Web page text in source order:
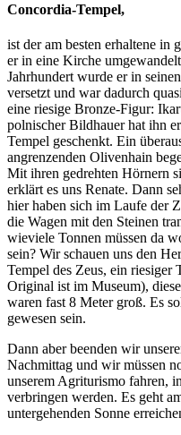
Concordia-Tempel,
ist der am besten erhaltene in
er in eine Kirche
Jahrhundert wurde er in
versetzt und war dadurch
eine riesige Bronze-Figur:
polnischer Bildhauer hat ihn
Tempel geschenkt. Ein
angrenzenden Olivenhain
Mit ihren gedrehten Hörnern
erklärt es uns Renate. Dann
hier haben sich im Laufe der
die Wagen mit den Steinen
wieviele Tonnen müssen da
sein? Wir schauen uns den
Tempel des Zeus, ein riesiger
Original ist im Museum),
waren fast 8 Meter groß. Es
gewesen sein.
Dann aber beenden wir
Nachmittag und wir müssen
unserem Agriturismo fahren,
verbringen werden. Es geht
untergehenden Sonne